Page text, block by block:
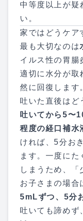
中等度以上が疑
い。
家ではどうケア
最も大切なのは
イルス性の胃腸
適切に水分が取
然に回復します
吐いた直後はど
吐いてから5〜
程度の経口補水
ければ、5分お
ます。一度にた
しまうため、「
お子さまの場合
5mLずつ、5分
吐いても諦めず